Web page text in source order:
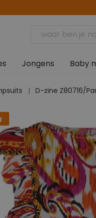
Jongens Baby
D-zine Z80716/